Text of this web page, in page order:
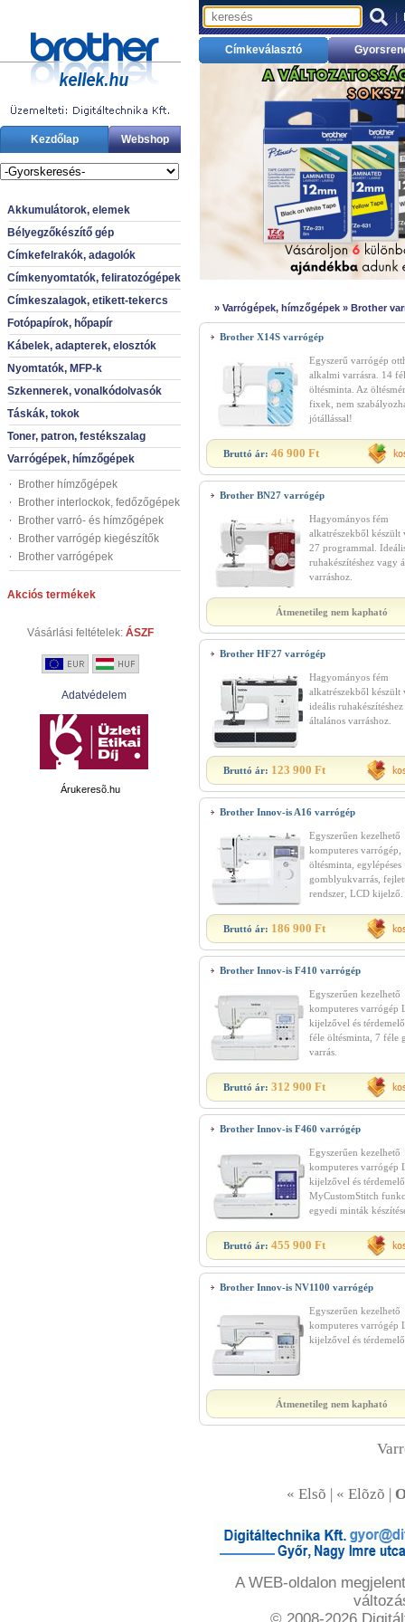
Kezdőlap Webshop
Akkumulátorok, elemek
Bélyegzőkészítő gép
Címkefelrakók, adagolók
Címkenyomtatók, feliratozógépek
Címkeszalagok, etikett-tekercs
Fotópapírok, hőpapír
Kábelek, adapterek, elosztók
Nyomtatók, MFP-k
Szkennerek, vonalkódolvasók
Táskák, tokok
Toner, patron, festékszalag
Varrógépek, hímzőgépek
Brother hímzőgépek
Brother interlockok, fedőzőgépek
Brother varró- és hímzőgépek
Brother varrógép kiegészítők
Brother varrógépek
Akciós termékek
Vásárlási feltételek: ÁSZF
Adatvédelem
Árukeresõ.hu
|
Címkeválasztó
» Varrógépek, hímzőgépek » Brother
Brother X14S varrógép
Egyszerű varrógép
alkalmi varrásra. 14
öltésminta. Az
fixek, nem
jótállással!
Bruttó ár: 46 900 Ft
Brother BN27 varrógép
Hagyományos fém
alkatrészekből készült
27 programmal.
ruhakészítéshez vagy
varráshoz.
Átmenetileg nem kapható
Brother HF27 varrógép
Hagyományos fém
alkatrészekből készült
ideális
általános varráshoz.
Bruttó ár: 123 900 Ft
Brother Innov-is A16 varrógép
Egyszerűen kezelhető
komputeres varrógép,
öltésminta, egylépéses
gomblyukvarrás,
rendszer, LCD kijelző.
Bruttó ár: 186 900 Ft
Brother Innov-is F410 varrógép
Egyszerűen kezelhető
komputeres varrógép
kijelzővel és
féle öltésminta, 7 féle
varrás.
Bruttó ár: 312 900 Ft
Brother Innov-is F460 varrógép
Egyszerűen kezelhető
komputeres varrógép
kijelzővel és
MyCustomStitch
egyedi minták
Bruttó ár: 455 900 Ft
Brother Innov-is NV1100 varrógép
Egyszerűen kezelhető
komputeres varrógép
kijelzővel és
Átmenetileg nem kapható
« Elsõ | « Elõzõ |
A WEB-oldalon